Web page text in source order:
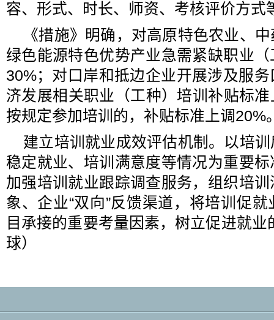
容、形式、时长、师资、考核评价方式
《措施》明确，对高原特色农业、
绿色能源特色优势产业急需紧缺职业
30%；对口岸和抵边企业开展涉及服
济发展相关职业（工种）培训补贴标
按规定参加培训的，补贴标准上调20%
建立培训就业成效评估机制。以培
稳定就业、培训满意度等情况为重要
加强培训就业跟踪调查服务，组织培
象、企业“双向”反馈渠道，将培训促
目承接的重要考量因素，树立促进就
球）